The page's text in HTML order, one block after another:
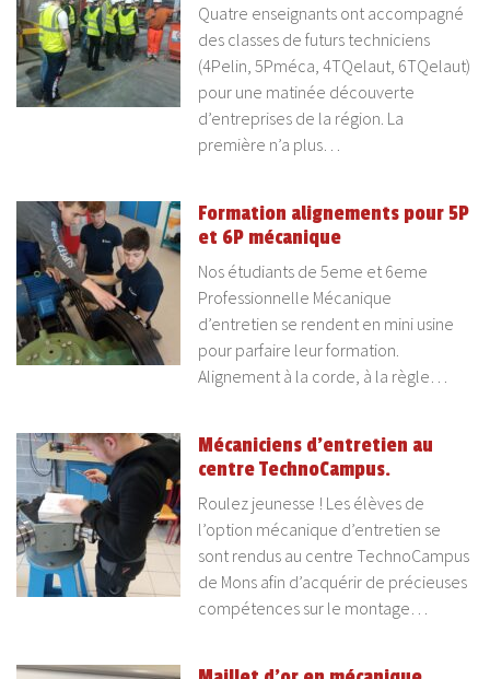
Quatre enseignants ont accompagné
des classes de futurs techniciens
(4Pelin, 5Pméca, 4TQelaut, 6TQelaut)
pour une matinée découverte
d’entreprises de la région. La
première n’a plus…
Formation alignements pour 5P
et 6P mécanique
Nos étudiants de 5eme et 6eme
Professionnelle Mécanique
d’entretien se rendent en mini usine
pour parfaire leur formation.
Alignement à la corde, à la règle…
Mécaniciens d’entretien au
centre TechnoCampus.
Roulez jeunesse ! Les élèves de
l’option mécanique d’entretien se
sont rendus au centre TechnoCampus
de Mons afin d’acquérir de précieuses
compétences sur le montage…